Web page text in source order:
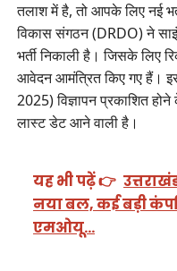
तलाश में है, तो आपके लिए नई
विकास संगठन (DRDO) ने
भर्ती निकाली है। जिसके लिए
आवेदन आमंत्रित किए गए हैं। इस
2025) विज्ञापन प्रकाशित
लास्ट डेट आने वाली है।
यह भी पढ़ें 👉
नया बल, कई बड़ी
एमओयू…